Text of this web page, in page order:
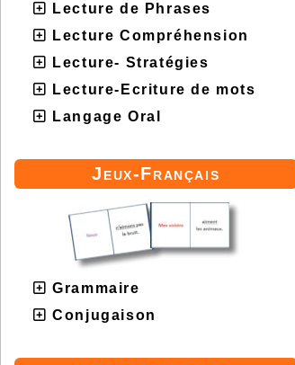
Lecture de Phrases
Lecture Compréhension
Lecture- Stratégies
Lecture-Ecriture de mots
Langage Oral
Jeux-Français
Grammaire
Conjugaison